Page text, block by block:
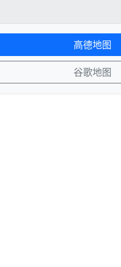
高德地图
谷歌地图